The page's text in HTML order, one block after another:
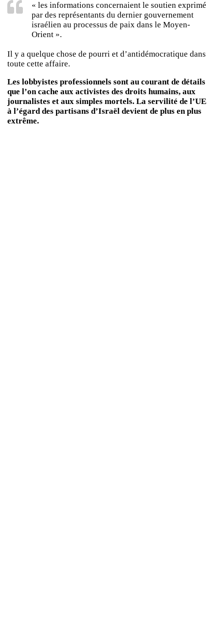
« les informations concernaient le soutien exprimé
par des représentants du dernier gouvernement
israélien au processus de paix dans le Moyen-
Orient ».
Il y a quelque chose de pourri et d’antidémocratique dans
toute cette affaire.
Les lobbyistes professionnels sont au courant de détails
que l’on cache aux activistes des droits humains, aux
journalistes et aux simples mortels. La servilité de l’UE
à l’égard des partisans d’Israël devient de plus en plus
extrême.